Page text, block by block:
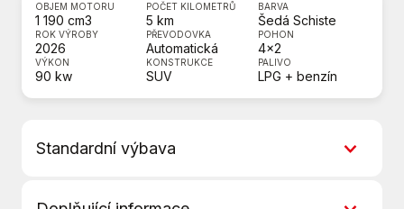
OBJEM MOTORU
1 190 cm3
POČET KILOMETRŮ
5 km
BARVA
Šedá Schiste
ROK VÝROBY
2026
PŘEVODOVKA
Automatická
POHON
4x2
VÝKON
90 kw
KONSTRUKCE
SUV
PALIVO
LPG + benzín
Standardní výbava